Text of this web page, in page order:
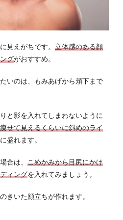
見えがちです。 立体感のある顔
グがおすすめ。
いのは、もみあげから頬下まで
と影を入れてしまわないように
せて見えるくらいに斜めのライ
盛れます。
合は、 こめかみから目尻にかけ
ィングを入れてみましょう。
きいた顔立ちが作れます。